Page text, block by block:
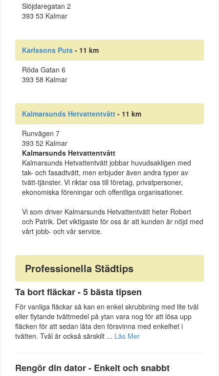
Slöjdaregatan 2
393 53 Kalmar
Karlssons Puts - 11 km
Röda Gatan 6
393 58 Kalmar
Kalmarsunds Hetvattentvätt - 11 km
Runvägen 7
393 52 Kalmar
Kalmarsunds Hetvattentvätt
Kalmarsunds Hetvattentvätt jobbar huvudsakligen med
tak- och fasadtvätt, men erbjuder även andra typer av
tvätt-tjänster. Vi riktar oss till företag, privatpersoner,
ekonomiska föreningar och offentliga organisationer.
Vi som driver Kalmarsunds Hetvattentvätt heter Robert
och Patrik. Det viktigaste för oss är att kunden är nöjd med
vårt jobb- och vår service.
Professionella Städtips
Ta bort fläckar - 5 bästa tipsen
För vanliga fläckar så kan en enkel skrubbning med lite tvål
eller flytande tvättmedel på ytan vara nog för att lösa upp
fläcken för att sedan låta den försvinna med enkelhet i
tvätten. Tvål är också särskilt ... Läs Mer
Rengör din dator - Enkelt och snabbt